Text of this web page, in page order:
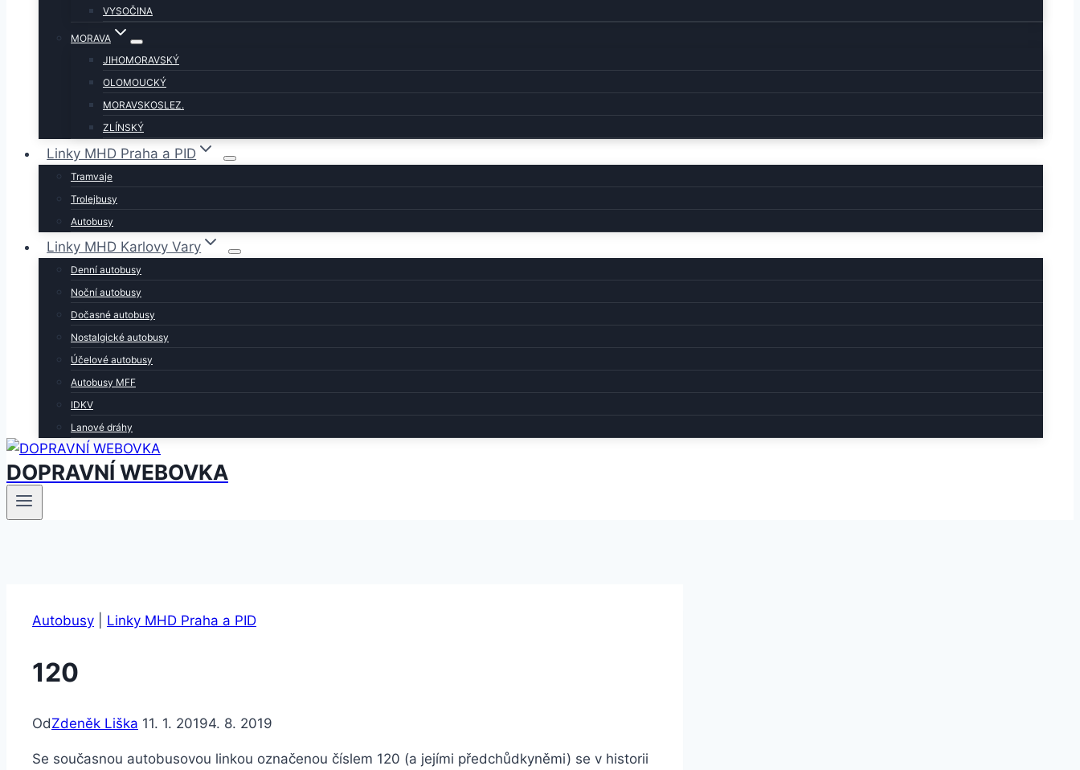
VYSOČINA
MORAVA
JIHOMORAVSKÝ
OLOMOUCKÝ
MORAVSKOSLEZ.
ZLÍNSKÝ
Linky MHD Praha a PID
Tramvaje
Trolejbusy
Autobusy
Linky MHD Karlovy Vary
Denní autobusy
Noční autobusy
Dočasné autobusy
Nostalgické autobusy
Účelové autobusy
Autobusy MFF
IDKV
Lanové dráhy
DOPRAVNÍ WEBOVKA
Autobusy Linky MHD Praha a PID
120
OdZdeněk Liška 11. 1. 20194. 8. 2019
Se současnou autobusovou linkou označenou číslem 120 (a jejími předchůdkyněmi) se v historii